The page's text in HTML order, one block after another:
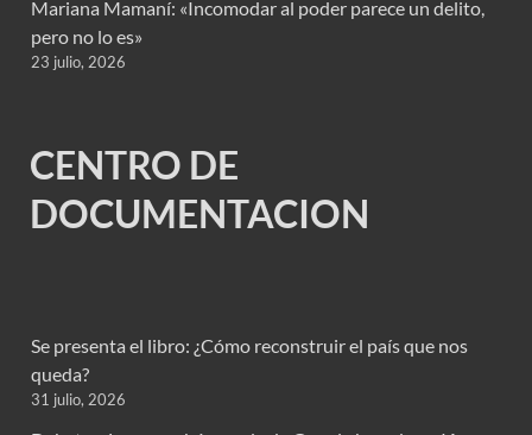
Mariana Mamaní: «Incomodar al poder parece un delito,
pero no lo es»
23 julio, 2026
CENTRO DE
DOCUMENTACION
Se presenta el libro: ¿Cómo reconstruir el país que nos
queda?
31 julio, 2026